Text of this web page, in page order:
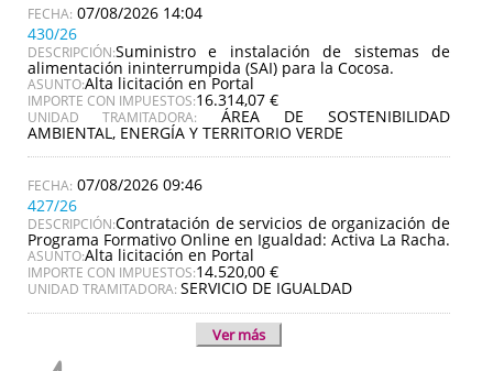
07/08/2026 14:04
430/26
DESCRIPCIÓN:Suministro e instalación de sistemas de
alimentación ininterrumpida (SAI) para la Cocosa.
ASUNTO:Alta licitación en Portal
IMPORTE CON IMPUESTOS:16.314,07 €
UNIDAD TRAMITADORA: ÁREA DE SOSTENIBILIDAD
AMBIENTAL, ENERGÍA Y TERRITORIO VERDE
07/08/2026 09:46
427/26
DESCRIPCIÓN:Contratación de servicios de organización de
Programa Formativo Online en Igualdad: Activa La Racha.
ASUNTO:Alta licitación en Portal
IMPORTE CON IMPUESTOS:14.520,00 €
UNIDAD TRAMITADORA: SERVICIO DE IGUALDAD
Ver más